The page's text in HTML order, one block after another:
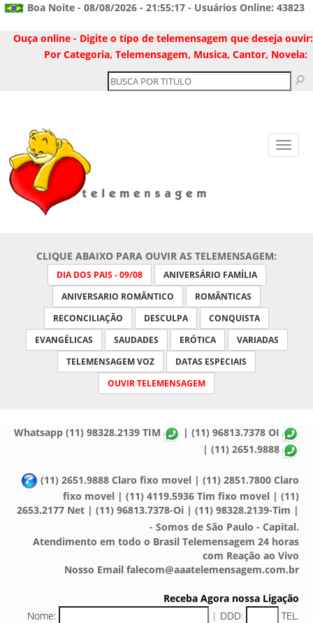
Boa Noite - 08/08/2026 - 21:55:17 - Usuários Online: 43823
Ouça online - Digite o tipo de telemensagem que deseja ouvir:
Por Categoria, Telemensagem, Musica, Cantor, Novela:
CLIQUE ABAIXO PARA OUVIR AS TELEMENSAGEM:
DIA DOS PAIS - 09/08
ANIVERSÁRIO FAMÍLIA
ANIVERSARIO ROMÂNTICO
ROMÂNTICAS
RECONCILIAÇÃO
DESCULPA
CONQUISTA
EVANGÉLICAS
SAUDADES ERÓTICA
VARIADAS
TELEMENSAGEM VOZ
DATAS ESPECIAIS
OUVIR TELEMENSAGEM
Whatsapp (11) 98328.2139 TIM
| (11) 96813.7378 OI
| (11) 2651.9888
(11) 2651.9888 Claro fixo movel | (11) 2851.7800 Claro
fixo movel | (11) 4119.5936 Tim fixo movel | (11)
2653.2177 Net | (11) 96813.7378-Oi | (11) 98328.2139-Tim |
- Somos de São Paulo - Capital.
Atendimento em todo o Brasil Telemensagem 24 horas
com Reação ao Vivo
Nosso Email falecom@aaatelemensagem.com.br
Receba Agora nossa Ligação
Nome:
| DDD: TEL.